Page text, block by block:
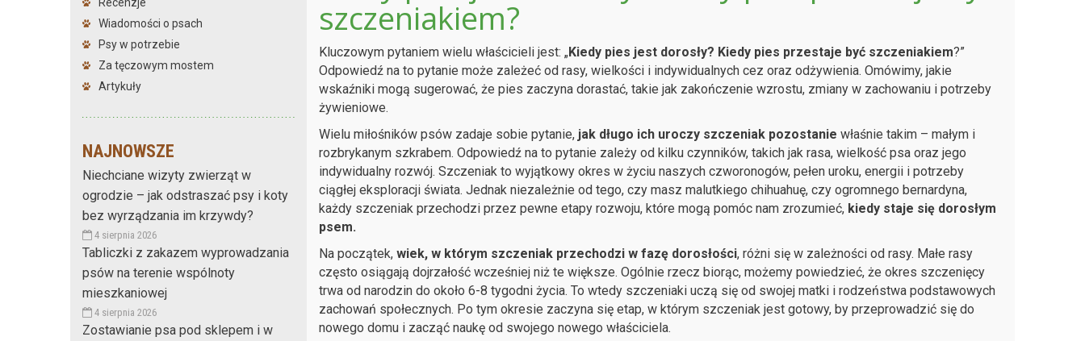
Wiadomości o psach
Psy w potrzebie
Za tęczowym mostem
Artykuły
NAJNOWSZE
Niechciane wizyty zwierząt w
ogrodzie – jak odstraszać psy i koty
bez wyrządzania im krzywdy?
4 sierpnia 2026
Tabliczki z zakazem wyprowadzania
psów na terenie wspólnoty
mieszkaniowej
4 sierpnia 2026
Zostawianie psa pod sklepem i w
szczeniakiem?
Kluczowym pytaniem wielu właścicieli jest: „Kiedy pies jest dorosły? Kiedy pies przestaje być szczeniakiem?”
Odpowiedź na to pytanie może zależeć od rasy, wielkości i indywidualnych cez oraz odżywienia. Omówimy, jakie
wskaźniki mogą sugerować, że pies zaczyna dorastać, takie jak zakończenie wzrostu, zmiany w zachowaniu i potrzeby
żywieniowe.
Wielu miłośników psów zadaje sobie pytanie,jak długo ich uroczy szczeniak pozostanie właśnie takim – małym i
rozbrykanym szkrabem. Odpowiedź na to pytanie zależy od kilku czynników, takich jak rasa, wielkość psa oraz jego
indywidualny rozwój. Szczeniak to wyjątkowy okres w życiu naszych czworonogów, pełen uroku, energii i potrzeby
ciągłej eksploracji świata. Jednak niezależnie od tego, czy masz malutkiego chihuahuę, czy ogromnego bernardyna,
każdy szczeniak przechodzi przez pewne etapy rozwoju, które mogą pomóc nam zrozumieć, kiedy staje się dorosłym
psem.
Na początek, wiek, w którym szczeniak przechodzi w fazę dorosłości, różni się w zależności od rasy. Małe rasy
często osiągają dojrzałość wcześniej niż te większe. Ogólnie rzecz biorąc, możemy powiedzieć, że okres szczenięcy
trwa od narodzin do około 6-8 tygodni życia. To wtedy szczeniaki uczą się od swojej matki i rodzeństwa podstawowych
zachowań społecznych. Po tym okresie zaczyna się etap, w którym szczeniak jest gotowy, by przeprowadzić się do
nowego domu i zacząć naukę od swojego nowego właściciela.